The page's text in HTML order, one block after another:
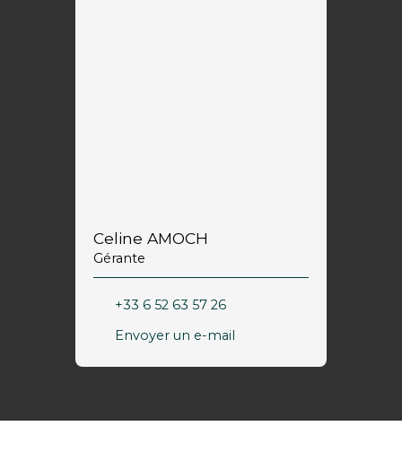
Celine AMOCH
Gérante
+33 6 52 63 57 26
Envoyer un e-mail